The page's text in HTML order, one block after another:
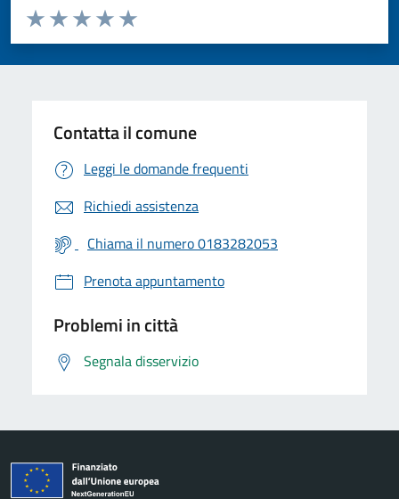
Valuta da 1 a 5 stelle la pagina
Valuta 5 stelle su 5
Valuta 4 stelle su 5
Valuta 3 stelle su 5
Valuta 2 stelle su 5
Valuta 1 stelle su 5
Contatta il comune
Leggi le domande frequenti
Richiedi assistenza
Chiama il numero 0183282053
Prenota appuntamento
Problemi in città
Segnala disservizio